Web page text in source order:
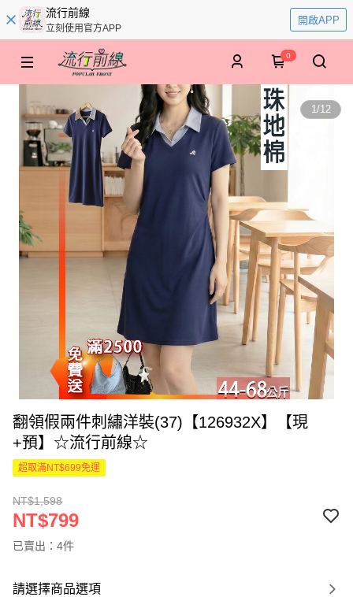
流行前線
立刻使用官方APP
開啟APP
0
1/12
翻領假兩件刺繡洋裝(37)【126932X】【現
+預】☆流行前線☆
超取滿NT$699免運
NT$1,598
NT$799
已賣出：4件
請選擇商品選項